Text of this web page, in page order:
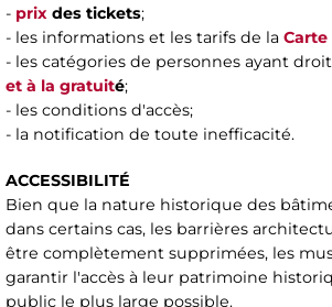
- prix des tickets;
- les informations et les tarifs de la Carte
- les catégories de personnes ayant
et à la gratuité;
- les conditions d'accès;
- la notification de toute inefficacité.
ACCESSIBILITÉ
Bien que la nature historique des
dans certains cas, les barrières
être complètement supprimées, les
garantir l'accès à leur patrimoine
public le plus large possible.